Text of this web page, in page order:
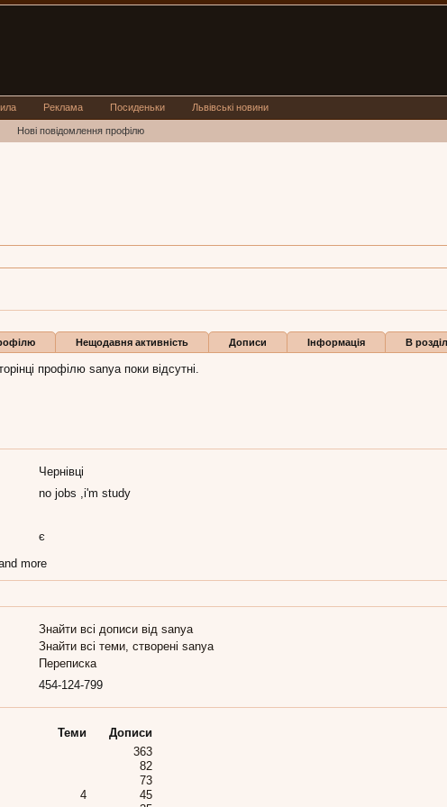
Бали
Нещодавня активність Дописи Інформація В
профілю sanya поки відсутні.
Чернівці
no jobs ,i'm study
є
more
Знайти всі дописи від sanya
Знайти всі теми, створені sanya
Переписка
454-124-799
Теми
Дописи
363
82
73
4
45
Нові повідомлення профілю
Реклама Посиденьки Львівські новини